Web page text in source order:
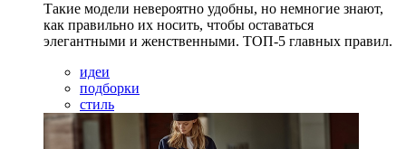
Такие модели невероятно удобны, но немногие знают,
как правильно их носить, чтобы оставаться
элегантными и женственными. ТОП-5 главных правил.
идеи
подборки
стиль